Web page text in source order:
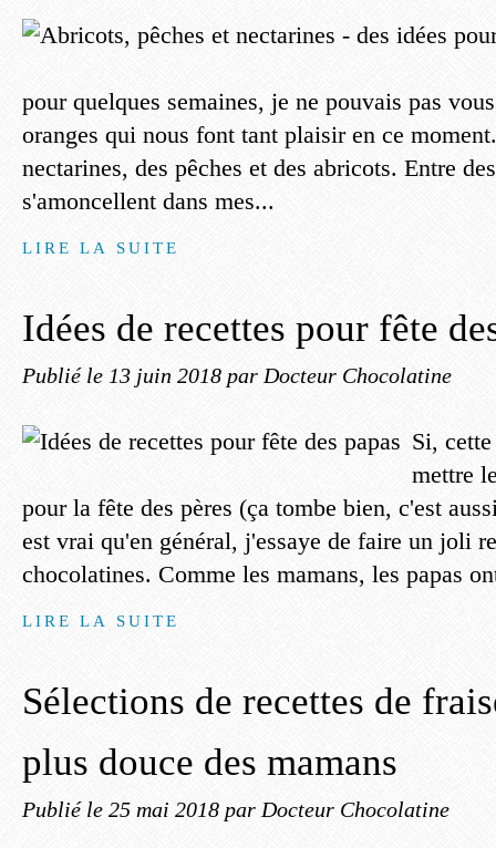
pour quelques semaines, je ne pouvais pas
oranges qui nous font tant plaisir en ce
nectarines, des pêches et des abricots. Entre
s'amoncellent dans mes...
LIRE LA SUITE
Idées de recettes pour fête
Publié le 13 juin 2018 par Docteur Chocolatine
Si,
mettre
pour la fête des pères (ça tombe bien, c'est
est vrai qu'en général, j'essaye de faire un joli
chocolatines. Comme les mamans, les papas
LIRE LA SUITE
Sélections de recettes de
plus douce des mamans
Publié le 25 mai 2018 par Docteur Chocolatine